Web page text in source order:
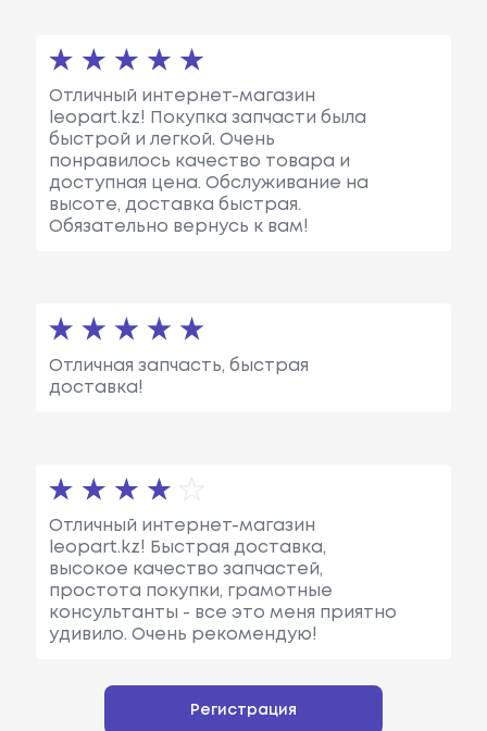
Отличный интернет-магазин
leopart.kz! Покупка запчасти была
быстрой и легкой. Очень
понравилось качество товара и
доступная цена. Обслуживание на
высоте, доставка быстрая.
Обязательно вернусь к вам!
Отличная запчасть, быстрая
доставка!
Отличный интернет-магазин
leopart.kz! Быстрая доставка,
высокое качество запчастей,
простота покупки, грамотные
консультанты - все это меня приятно
удивило. Очень рекомендую!
Регистрация